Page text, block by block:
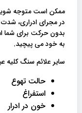
ممکن است متوجه
در مجرای ادراری، شدت
بدون حرکت برای شما
به خود می پیچید.
سایر علائم سنگ کلیه
حالت تهوع
استفراغ
خون در ادرار